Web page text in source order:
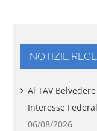
NOTIZIE
Al TAV
Interesse
06/08/2026